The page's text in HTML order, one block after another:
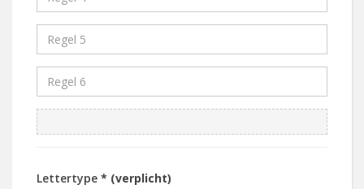
Lettertype * (verplicht)